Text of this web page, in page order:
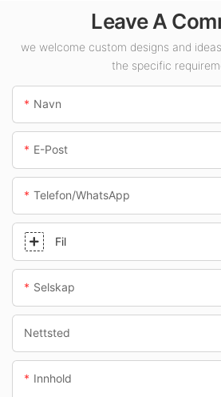
bensinstasjoner og
underganger.
Leave A
we welcome custom designs and
the specific
Navn
E-Post
Telefon/whatsApp
Fil
Selskap
Nettsted
Innhold